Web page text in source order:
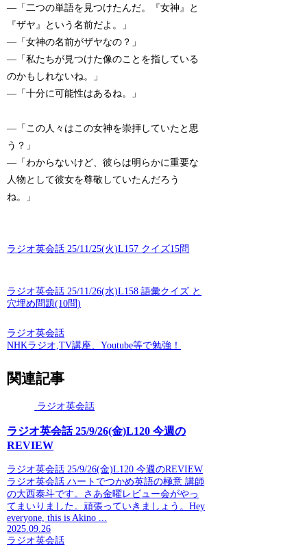
—「二つの単語を見つけたんだ。『女神』と
『ザヤ』という名前だよ。」
—「女神の名前がザヤなの？」
—「私たちが見つけた像のことを指している
のかもしれないね。」
—「十分に可能性はあるね。」
—「この人々はこの女神を崇拝していたと思
う？」
—「わからないけど、彼らは明らかに重要な
人物として彼女を尊敬していたんだろう
ね。」
ラジオ英会話 25/11/25(火)L157 クイズ15問
ラジオ英会話 25/11/26(水)L158 語彙クイズ と
穴埋め問題(10問)
ラジオ英会話
NHKラジオ,TV講座、Youtube等で勉強！
関連記事
ラジオ英会話
ラジオ英会話 25/9/26(金)L120 今週の
REVIEW
ラジオ英会話 25/9/26(金)L120 今週のREVIEW
ラジオ英会話 ハートでつかめ英語の極意 講師
の大西泰斗です。さあ金曜レビュー会がやっ
てまいりました。頑張っていきましょう。Hey
everyone, this is Akino ...
2025.09.26
ラジオ英会話